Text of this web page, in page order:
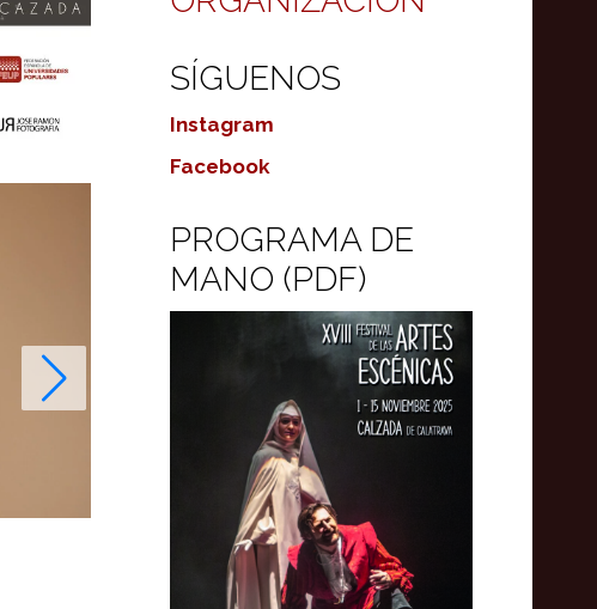
EXPOSICIÓN OBRAS DE HUMOR
FUE EL 31 OCTUBRE 2024
SÍGUENOS
Instagram
Facebook
PROGRAMA DE
MANO (PDF)